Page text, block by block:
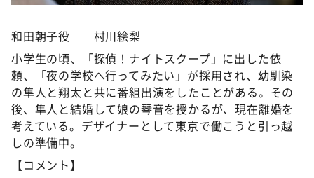
和田朝子役 村川絵梨
小学生の頃、「探偵！ナイトスクープ」に出した依
頼、「夜の学校へ行ってみたい」が採用され、幼馴染
の隼人と翔太と共に番組出演をしたことがある。その
後、隼人と結婚して娘の琴音を授かるが、現在離婚を
考えている。デザイナーとして東京で働こうと引っ越
しの準備中。
【コメント】